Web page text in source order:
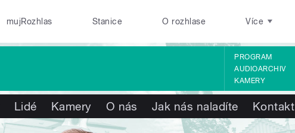
mujRozhlas Stanice O rozhlase Více
PROGRAM
AUDIOARCHIV
KAMERY
Lidé Kamery O nás Jak nás naladíte Kontakt